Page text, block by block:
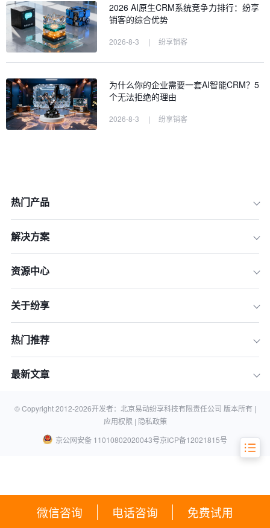
微信咨询 电话咨询 免费试用
框架助你精准决策
巨头与本土翘楚同台竞技
五、关于AI CRM的常见问题（FAQ）
2026 AI原生CRM系统竞争力排行：纷享
销客的综合优势
2026-8-3 | 纷享销客
为什么你的企业需要一套AI智能CRM？5
个无法拒绝的理由
2026-8-3 | 纷享销客
热门产品
解决方案
资源中心
关于纷享
热门推荐
最新文章
© Copyright 2012-2026开发者：北京易动纷享科技有限责任公司 版本所有 |
应用权限 | 隐私政策
京公网安备 11010802020043号京ICP备12021815号